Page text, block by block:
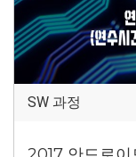
SW 과정